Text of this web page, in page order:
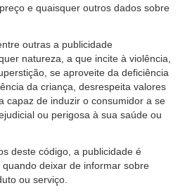
e quaisquer outros dados sobre
outras a publicidade
natureza, a que incite à violência,
se aproveite da deficiência
da criança, desrespeita valores
capaz de induzir o consumidor a se
ou perigosa à sua saúde ou
deste código, a publicidade é
deixar de informar sobre
ou serviço.